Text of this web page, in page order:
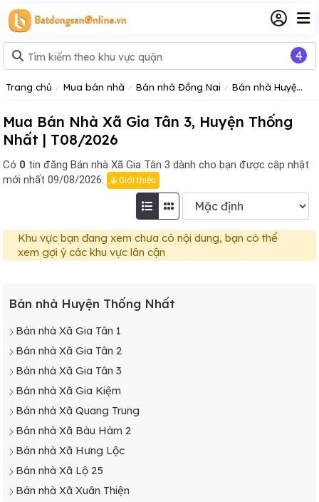
Trang chủ Mua bán nhà Bán nhà Đồng Nai Bán nhà Huyện Thống Nhất
Mua Bán Nhà Xã Gia Tân 3, Huyện Thống
Nhất | T08/2026
Có 0 tin đăng Bán nhà Xã Gia Tân 3 dành cho bạn được cập nhật
mới nhất 09/08/2026.
Giới thiệu
Khu vực bạn đang xem chưa có nội dung, bạn có thể
xem gợi ý các khu vực lân cận
Bán nhà Huyện Thống Nhất
Bán nhà Xã Gia Tân 1
Bán nhà Xã Gia Tân 2
Bán nhà Xã Gia Tân 3
Bán nhà Xã Gia Kiệm
Bán nhà Xã Quang Trung
Bán nhà Xã Bàu Hàm 2
Bán nhà Xã Hưng Lộc
Bán nhà Xã Lộ 25
Bán nhà Xã Xuân Thiện
4